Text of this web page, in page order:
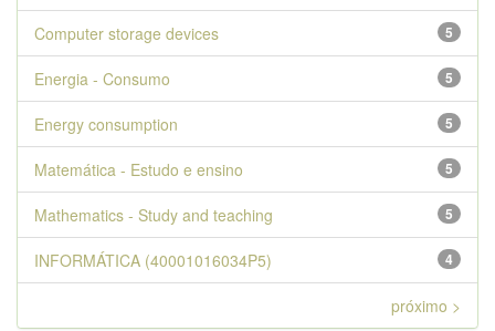
5
Computer storage devices
5
Energia - Consumo
5
Energy consumption
5
Matemática - Estudo e ensino
5
Mathematics - Study and teaching
4
INFORMÁTICA (40001016034P5)
próximo >